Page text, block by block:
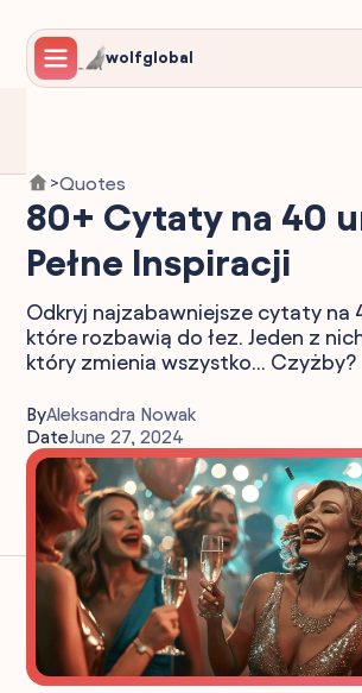
wolfglobal
>Quotes
80+ Cytaty na 40
Pełne Inspiracji
Odkryj najzabawniejsze cytaty na
które rozbawią do łez. Jeden z
który zmienia wszystko... Czyżby?
ByAleksandra Nowak
DateJune 27, 2024